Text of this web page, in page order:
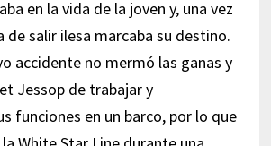
en la vida de la joven y, una vez
de salir ilesa marcaba su destino.
accidente no mermó las ganas y
Jessop de trabajar y
funciones en un barco, por lo que